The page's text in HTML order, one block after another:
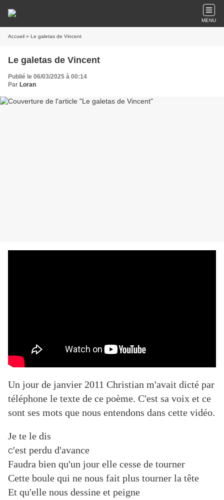
MENU
Accueil » Le galetas de Vincent
Le galetas de Vincent
Publié le 06/03/2025 à 00:14
Par Loran
Un jour de janvier 2011 Christian m'avait dicté par
téléphone le texte de ce poème. C'est sa voix et ce
sont ses mots que nous entendons dans cette vidéo.
Je te le dis
C'est perdu d'avance
Faudra bien qu'un jour elle cesse de tourner
Cette boule qui ne nous fait plus tourner la tête
Et qu'elle nous dessine et peigne